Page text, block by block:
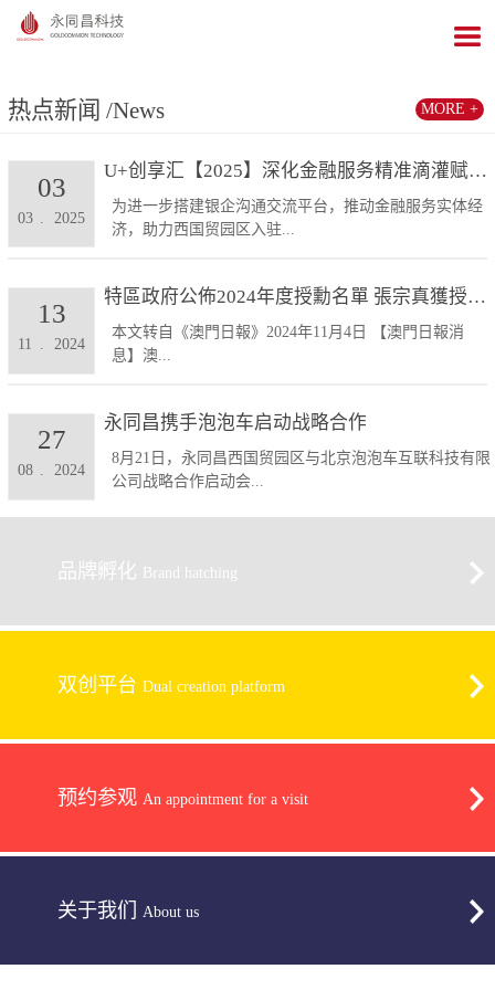
热点新闻 /News
U+创享汇【2025】深化金融服务精准滴灌赋能发展...
为进一步搭建银企沟通交流平台，推动金融服务实体经
济，助力西国贸园区入驻...
03 2025
03
特區政府公佈2024年度授勳名單 張宗真獲授予專業...
本文转自《澳門日報》2024年11月4日 【澳門日報消
息】澳...
11 2024
13
永同昌携手泡泡车启动战略合作
8月21日，永同昌西国贸园区与北京泡泡车互联科技有限
公司战略合作启动会...
08 . 2024
27
MORE +
品牌孵化 Brand hatching
双创平台 Dual creation platform
预约参观 An appointment for a visit
关于我们 About us